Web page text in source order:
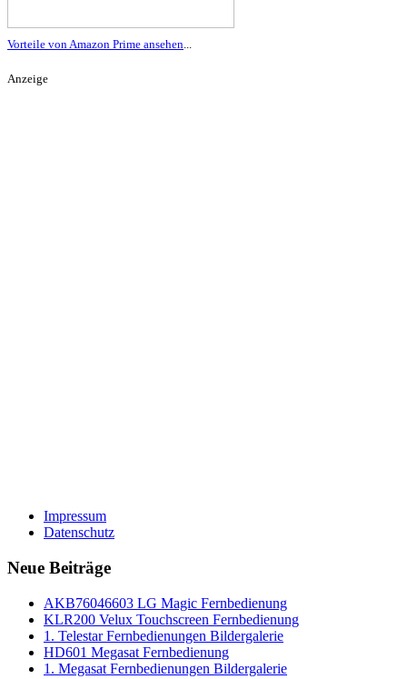
Vorteile von Amazon Prime ansehen...
Anzeige
Impressum
Datenschutz
Neue Beiträge
AKB76046603 LG Magic Fernbedienung
KLR200 Velux Touchscreen Fernbedienung
1. Telestar Fernbedienungen Bildergalerie
HD601 Megasat Fernbedienung
1. Megasat Fernbedienungen Bildergalerie